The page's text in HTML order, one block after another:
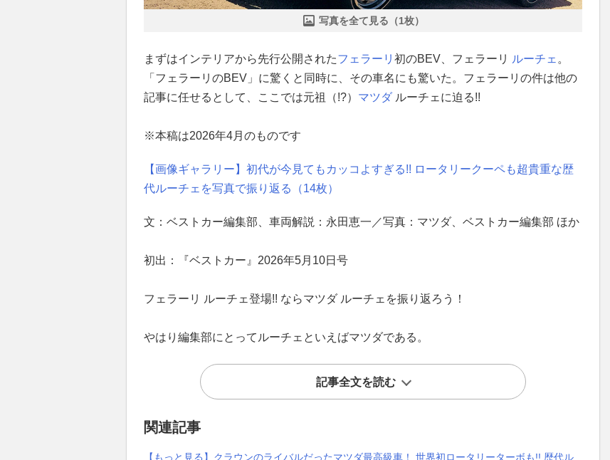
写真を全て見る（1枚）
まずはインテリアから先行公開されたフェラーリ 初のBEV、フェラーリ ルーチェ 。
「フェラーリのBEV」に驚くと同時に、その車名にも驚いた。フェラーリの件は他の
記事に任せるとして、ここでは元祖（!?） マツダ ルーチェに迫る!!
※本稿は2026年4月のものです
【画像ギャラリー】初代が今見てもカッコよすぎる!! ロータリークーペも超貴重な歴
代ルーチェを写真で振り返る（14枚）
文：ベストカー編集部、車両解説：永田恵一／写真：マツダ、ベストカー編集部 ほか
初出：『ベストカー』2026年5月10日号
フェラーリ ルーチェ登場!! ならマツダ ルーチェを振り返ろう！
やはり編集部にとってルーチェといえばマツダである。
記事全文を読む
関連記事
【もっと見る】クラウンのライバルだったマツダ最高級車！ 世界初ロータリーターボも!! 歴代ル